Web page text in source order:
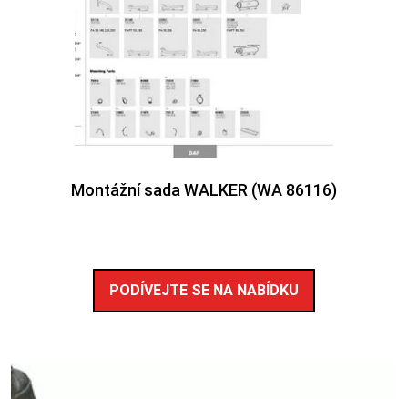
Montážní sada WALKER (WA 86116)
PODÍVEJTE SE NA NABÍDKU